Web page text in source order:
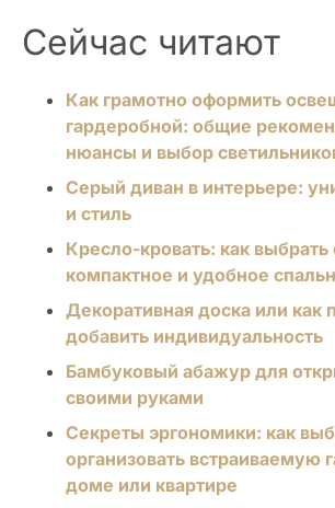
Сейчас читают
Как грамотно оформить
гардеробной: общие
нюансы и выбор
Серый диван в интерьере:
и стиль
Кресло-кровать: как выбрать
компактное и удобное
Декоративная доска или как
добавить индивидуальность
Бамбуковый абажур для
своими руками
Секреты эргономики: как
организовать встраиваемую
доме или квартире